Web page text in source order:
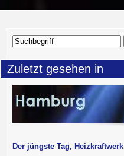
Zuletzt gesehen in
Der jüngste Tag, Heizkraftwerk